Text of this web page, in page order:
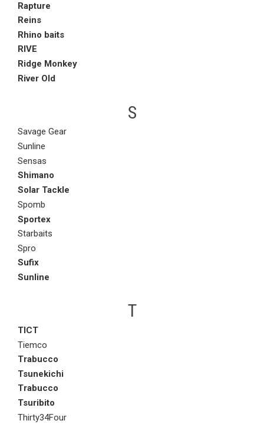
Rapture
Reins
Rhino baits
RIVE
Ridge Monkey
River Old
S
Savage Gear
Sunline
Sensas
Shimano
Solar Tackle
Spomb
Sportex
Starbaits
Spro
Sufix
Sunline
T
TICT
Tiemco
Trabucco
Tsunekichi
Trabucco
Tsuribito
Thirty34Four